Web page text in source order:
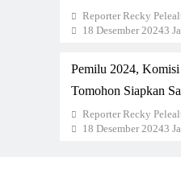
Kependudukan
Reporter Recky
18 Desember 20243
Pemilu 2024,
Tomohon Siapkan
Reporter Recky
18 Desember 20243